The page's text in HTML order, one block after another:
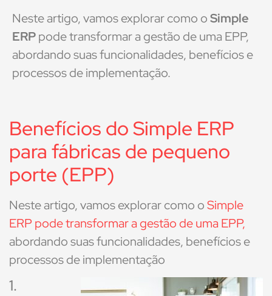
Neste artigo, vamos explorar como oSimple
ERPpode transformar a gestão de uma EPP,
abordando suas funcionalidades, benefícios e
processos de implementação.
Benefícios do Simple ERP
para fábricas de pequeno
porte (EPP)
Neste artigo, vamos explorar como oSimple
ERP pode transformar a gestão de uma EPP,
abordando suas funcionalidades, benefícios e
processos de implementação
1.